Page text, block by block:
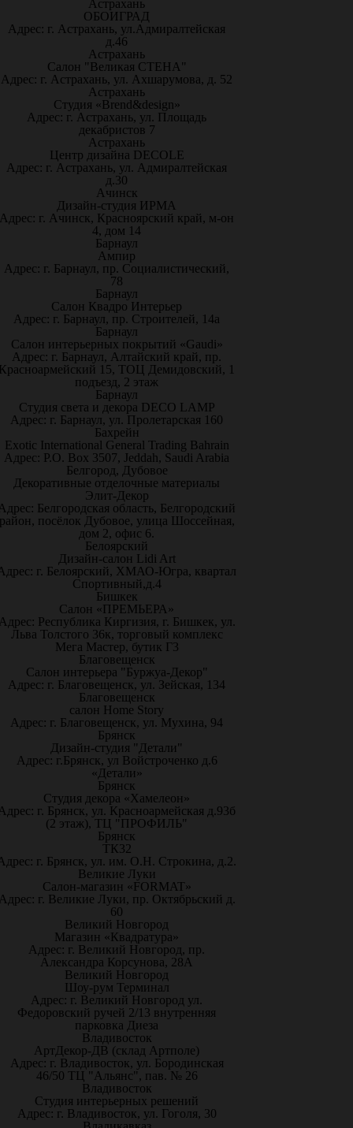
Астрахань
ОБОИГРАД
Адрес: г. Астрахань, ул.Адмиралтейская
д.46
Астрахань
Салон "Великая СТЕНА"
Адрес: г. Астрахань, ул. Ахшарумова, д. 52
Астрахань
Студия «Brend&design»
Адрес: г. Астрахань, ул. Площадь
декабристов 7
Астрахань
Центр дизайна DECOLE
Адрес: г. Астрахань, ул. Адмиралтейская
д.30
Ачинск
Дизайн-студия ИРМА
Адрес: г. Ачинск, Красноярский край, м-он
4, дом 14
Барнаул
Ампир
Адрес: г. Барнаул, пр. Социалистический,
78
Барнаул
Салон Квадро Интерьер
Адрес: г. Барнаул, пр. Строителей, 14а
Барнаул
Салон интерьерных покрытий «Gaudi»
Адрес: г. Барнаул, Алтайский край, пр.
15, ТОЦ Демидовский, 1
подъезд, 2 этаж
Барнаул
Студия света и декора DECO LAMP
Адрес: г. Барнаул, ул. Пролетарская 160
Бахрейн
Exotic International General Trading Bahrain
Адрес: P.O. Box 3507, Jeddah, Saudi Arabia
Белгород, Дубовое
Декоративные отделочные материалы
Элит-Декор
Белгородская область, Белгородский
посёлок Дубовое, улица Шоссейная,
дом 2, офис 6.
Белоярский
Дизайн-салон Lidi Art
г. Белоярский, ХМАО-Югра, квартал
Спортивный,д.4
Бишкек
Салон «ПРЕМЬЕРА»
Республика Киргизия, г. Бишкек, ул.
Льва Толстого 36к, торговый комплекс
Мега Мастер, бутик Г3
Благовещенск
Салон интерьера "Буржуа-Декор"
Адрес: г. Благовещенск, ул. Зейская, 134
Благовещенск
салон Home Story
Адрес: г. Благовещенск, ул. Мухина, 94
Брянск
Дизайн-студия "Детали"
Адрес: г.Брянск, ул Войстроченко д.6
«Детали»
Брянск
Студия декора «Хамелеон»
г. Брянск, ул. Красноармейская д.93б
(2 этаж), ТЦ "ПРОФИЛЬ"
Брянск
ТК32
г. Брянск, ул. им. О.Н. Строкина, д.2.
Великие Луки
Салон-магазин «FORMAT»
г. Великие Луки, пр. Октябрьский д.
60
Великий Новгород
Магазин «Квадратура»
Адрес: г. Великий Новгород, пр.
Александра Корсунова, 28А
Великий Новгород
Шоу-рум Терминал
Адрес: г. Великий Новгород ул.
Федоровский ручей 2/13 внутренняя
парковка Диеза
Владивосток
АртДекор-ДВ (склад Артполе)
Адрес: г. Владивосток, ул. Бородинская
46/50 ТЦ "Альянс", пав. № 26
Владивосток
Студия интерьерных решений
Адрес: г. Владивосток, ул. Гоголя, 30